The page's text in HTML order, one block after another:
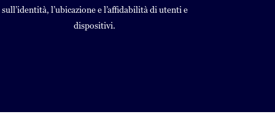
sull’identità, l’ubicazione e l’affidabilità di utenti e
dispositivi.